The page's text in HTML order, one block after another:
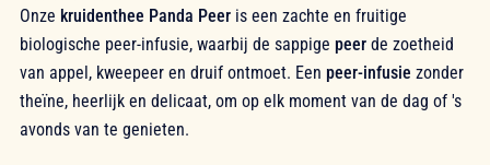
Onze kruidenthee Panda Peeris een zachte en fruitige
biologische peer-infusie, waarbij de sappige peerde zoetheid
van appel, kweepeer en druif ontmoet. Een peer-infusie zonder
theïne, heerlijk en delicaat, om op elk moment van de dag of 's
avonds van te genieten.